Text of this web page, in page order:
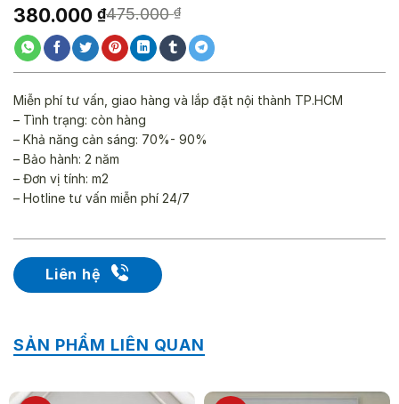
475.000₫
Giá
gốc
là:
475.000 ₫.
380.000 ₫
Giá
hiện
tại
là:
380.000 ₫.
Liên hệ
Miễn phí tư vấn, giao hàng và lắp đặt nội thành TP.HCM
– Tình trạng: còn hàng
– Khả năng cản sáng: 70%- 90%
– Bảo hành: 2 năm
– Đơn vị tính: m2
– Hotline tư vấn miễn phí 24/7
SẢN PHẨM LIÊN QUAN